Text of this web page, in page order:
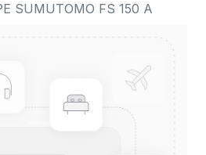
SUMUTOMO FS 150 A